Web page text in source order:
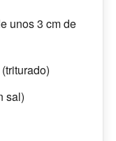
unos 3 cm de
sal)